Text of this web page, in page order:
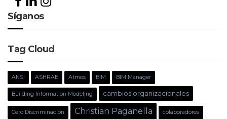
Síganos
Tag Cloud
ANSI ASHRAE Atmos BIM BIM Manager
Building Information Modeling cambios organizacionales
Cero Discriminación Christian Paganella colaboradores